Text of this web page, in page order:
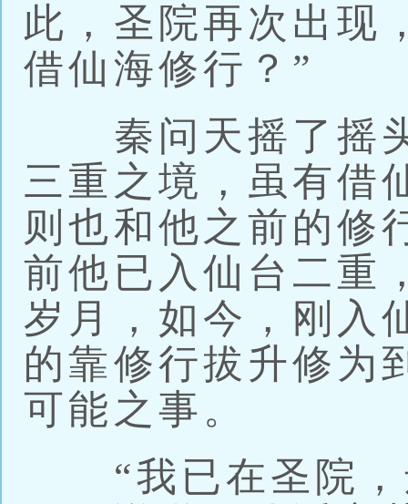
此，圣院再次出现
借仙海修行？”
秦问天摇了摇头
三重之境，虽有借
则也和他之前的修
前他已入仙台二重
岁月，如今，刚入
的靠修行拔升修为
可能之事。
“我已在圣院，